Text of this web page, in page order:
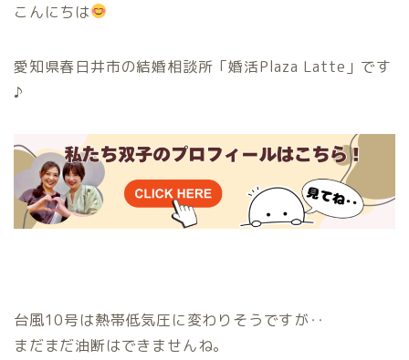
こんにちは
愛知県春日井市の結婚相談所「婚活Plaza Latte」です
♪
台風10号は熱帯低気圧に変わりそうですが‥
まだまだ油断はできませんね。